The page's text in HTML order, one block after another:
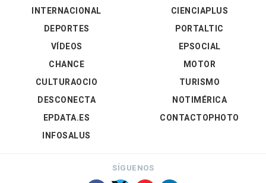
INTERNACIONAL
DEPORTES
VÍDEOS
CIENCIAPLUS
PORTALTIC
EPSOCIAL
CHANCE
CULTURAOCIO
DESCONECTA
EPDATA.ES
INFOSALUS
MOTOR
TURISMO
NOTIMÉRICA
CONTACTOPHOTO
SÍGUENOS